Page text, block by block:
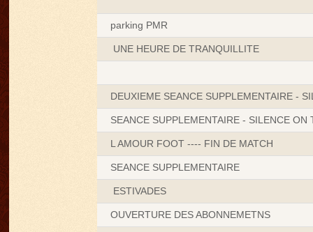
parking PMR
UNE HEURE DE TRANQUILLITE
DEUXIEME SEANCE SUPPLEMENTAIRE -
SEANCE SUPPLEMENTAIRE - SILENCE ON
L AMOUR FOOT ---- FIN DE MATCH
SEANCE SUPPLEMENTAIRE
ESTIVADES
OUVERTURE DES ABONNEMETNS